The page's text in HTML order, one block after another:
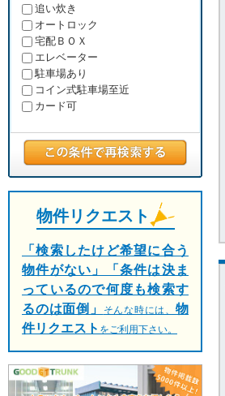
追い炊き
オートロック
宅配ＢＯＸ
エレベーター
駐車場あり
コイン式駐車場至近
カード可
物件リクエスト
「検索したけど希望に合う
物件がない」「条件は決ま
っているので何度も検索す
るのは面倒」
そんな時には、物
件リクエスト をご利用下さい。